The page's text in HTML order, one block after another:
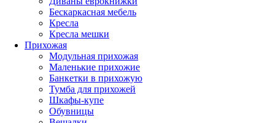
Бескаркасная мебель
Кресла
Кресла мешки
Прихожая
Модульная прихожая
Маленькие прихожие
Банкетки в прихожую
Тумба для прихожей
Шкафы-купе
Обувницы